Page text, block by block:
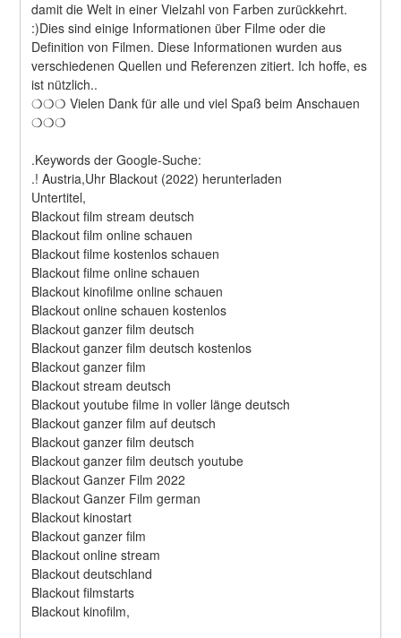
damit die Welt in einer Vielzahl von Farben zurückkehrt.
:)Dies sind einige Informationen über Filme oder die
Definition von Filmen. Diese Informationen wurden aus
verschiedenen Quellen und Referenzen zitiert. Ich hoffe, es
ist nützlich..
❍❍❍ Vielen Dank für alle und viel Spaß beim Anschauen
❍❍❍
.Keywords der Google-Suche:
.! Austria,Uhr Blackout (2022) herunterladen
Untertitel,
Blackout film stream deutsch
Blackout film online schauen
Blackout filme kostenlos schauen
Blackout filme online schauen
Blackout kinofilme online schauen
Blackout online schauen kostenlos
Blackout ganzer film deutsch
Blackout ganzer film deutsch kostenlos
Blackout ganzer film
Blackout stream deutsch
Blackout youtube filme in voller länge deutsch
Blackout ganzer film auf deutsch
Blackout ganzer film deutsch
Blackout ganzer film deutsch youtube
Blackout Ganzer Film 2022
Blackout Ganzer Film german
Blackout kinostart
Blackout ganzer film
Blackout online stream
Blackout deutschland
Blackout filmstarts
Blackout kinofilm,